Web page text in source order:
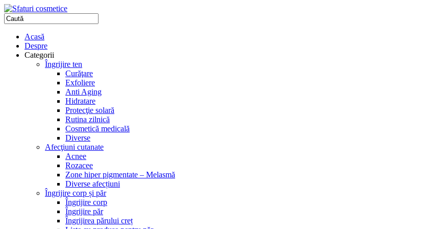
Acasă
Despre
Categorii
Îngrijire ten
Curăţare
Exfoliere
Anti Aging
Hidratare
Protecţie solară
Rutina zilnică
Cosmetică medicală
Diverse
Afecţiuni cutanate
Acnee
Rozacee
Zone hiper pigmentate – Melasmă
Diverse afecțiuni
Îngrijire corp și păr
Îngrijire corp
Îngrijire păr
Îngrijirea părului creț